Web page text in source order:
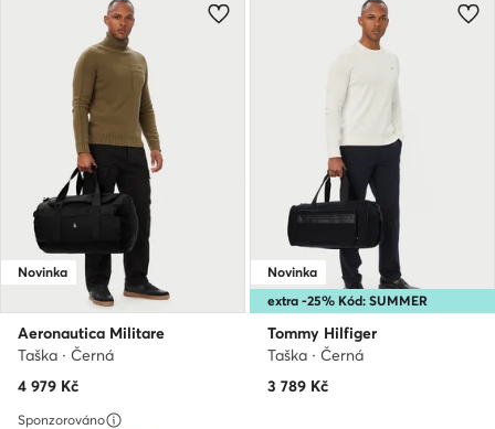
Novinka
Aeronautica Militare
Taška · Černá
4 979 Kč
extra -25% Kód: SUMMER
Novinka
Tommy Hilfiger
Taška · Černá
3 789 Kč
Sponzorováno